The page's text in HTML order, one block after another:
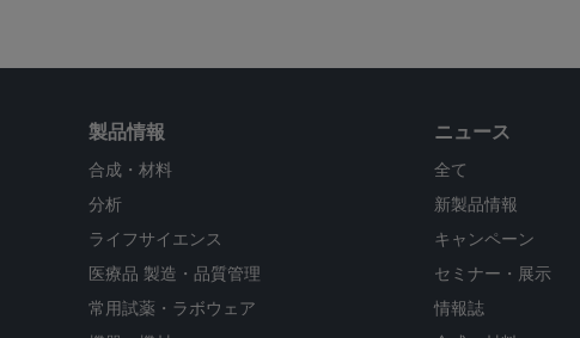
製品情報
合成・材料
分析
ライフサイエンス
医療品 製造・品質管理
常用試薬・ラボウェア
ニュース
全て
新製品情報
キャンペーン
セミナー・展示
情報誌